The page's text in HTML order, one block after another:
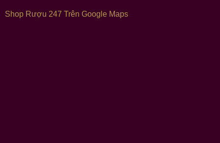
Shop Rượu 247 Trên Google Maps